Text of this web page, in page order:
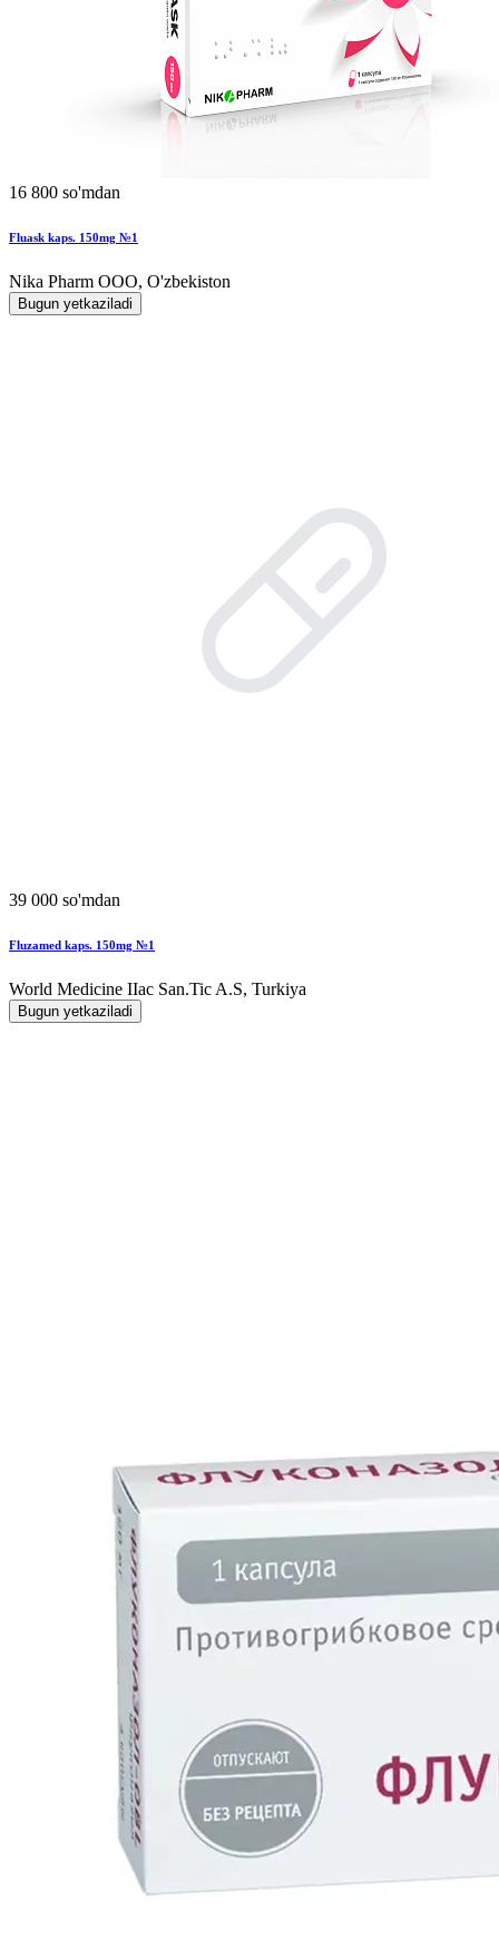
16 800 so'mdan
Fluask kaps. 150mg №1
Nika Pharm ООО, O'zbekiston
Bugun yetkaziladi
39 000 so'mdan
Fluzamed kaps. 150mg №1
World Мedicine IIac San.Tic A.S, Turkiya
Bugun yetkaziladi